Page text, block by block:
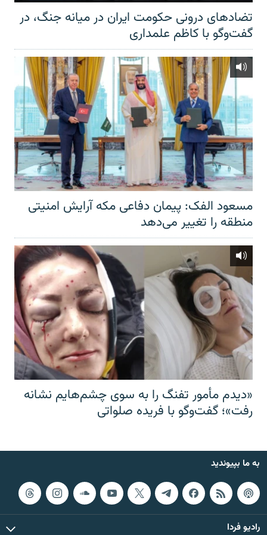
تضادهای درونی حکومت ایران در میانه جنگ، در
گفت‌‌وگو با کاظم علمداری
مسعود الفک: پیمان دفاعی مکه آرایش امنیتی
منطقه را تغییر می‌دهد
«دیدم مأمور تفنگ را به سوی چشم‌هایم نشانه
رفت»؛ گفت‌و‌گو با فریده صلواتی
به ما بپیوندید
رادیو فردا